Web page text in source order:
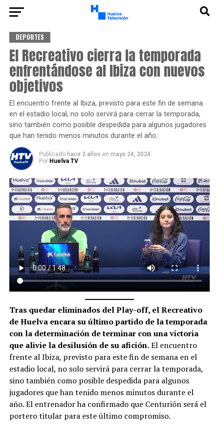
DEPORTES
El Recreativo cierra la temporada
enfrentándose al Ibiza con nuevos
objetivos
El encuentro frente al Ibiza, previsto para este fin de semana
en el estadio local, no solo servirá para cerrar la temporada,
sino también como posible despedida para algunos jugadores
que han tenido menos minutos durante el año.
Publicado hace 2 años en mayo 24, 2024
Por Huelva TV
Tras quedar eliminados del Play-off, el Recreativo
de Huelva encara su último partido de la temporada
con la determinación de terminar con una victoria
que alivie la desilusión de su afición.El encuentro
frente al Ibiza, previsto para este fin de semana en el
estadio local, no solo servirá para cerrar la temporada,
sino también como posible despedida para algunos
jugadores que han tenido menos minutos durante el
año. El entrenador ha confirmado que Centurión será el
portero titular para este último compromiso.